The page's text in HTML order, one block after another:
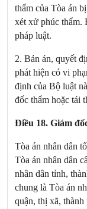
thẩm của Tòa án
xét xử phúc thẩm.
pháp luật.
2. Bản án, quyết
phát hiện có vi
định của Bộ luật
đốc thẩm hoặc tái
Điều 18. Giám
Tòa án nhân dân
Tòa án nhân dân
nhân dân tỉnh,
chung là Tòa án
quận, thị xã,